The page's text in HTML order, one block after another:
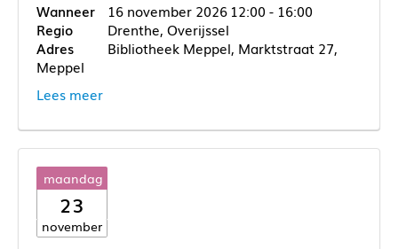
16 november 2026 12:00 - 16:00
Drenthe, Overijssel
Bibliotheek Meppel, Marktstraat 27,
Meppel
Lees meer
maandag
23
november